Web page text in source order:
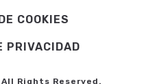
COOKIES
PRIVACIDAD
Rights Reserved.